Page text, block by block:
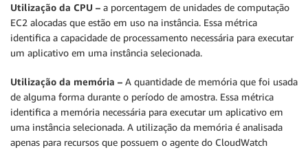
Utilização da CPU – a porcentagem de unidades de computação
EC2 alocadas que estão em uso na instância. Essa métrica
identifica a capacidade de processamento necessária para executar
um aplicativo em uma instância selecionada.
Utilização da memória – A quantidade de memória que foi usada
de alguma forma durante o período de amostra. Essa métrica
identifica a memória necessária para executar um aplicativo em
uma instância selecionada. A utilização da memória é analisada
apenas para recursos que possuem o agente do CloudWatch